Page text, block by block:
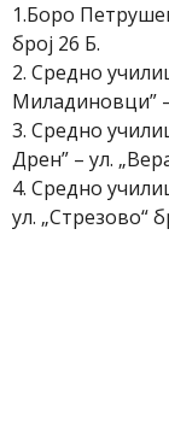
1.Боро
број 26 Б.
2. Средно
Миладиновци”
3. Средно
Дрен” – ул.
4. Средно
ул. „Стрезово“